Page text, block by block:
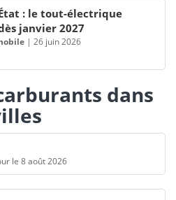
: le tout-électrique
janvier 2027
| 26 juin 2026
dans
le 8 août 2026